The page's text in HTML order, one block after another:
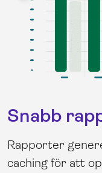
Snabb
Rapporter
caching för att